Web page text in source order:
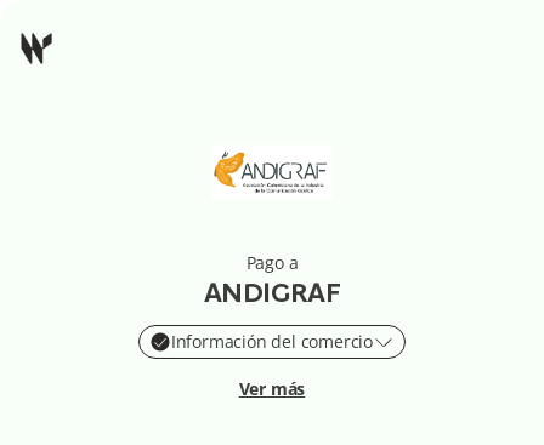
Pago a
ANDIGRAF
Información del comercio
Ver más